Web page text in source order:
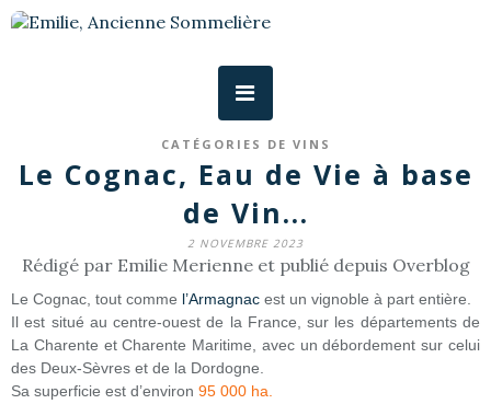
CATÉGORIES DE VINS
Le Cognac, Eau de Vie à base
de Vin...
2 NOVEMBRE 2023
Rédigé par Emilie Merienne et publié depuis Overblog
Le Cognac, tout comme l’Armagnac est un vignoble à part entière.
Il est situé au centre-ouest de la France, sur les départements de
La Charente et Charente Maritime, avec un débordement sur celui
des Deux-Sèvres et de la Dordogne.
Sa superficie est d’environ 95 000 ha.